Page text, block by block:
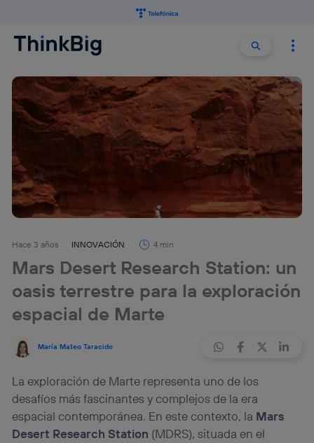
Buscar
Hace 3 años INNOVACIÓN 4 min
Mars Desert Research Station: un
oasis terrestre para la exploración
espacial de Marte
María Mateo Taracido
La exploración de Marte representa uno de los
desafíos más fascinantes y complejos de la era
espacial contemporánea. En este contexto, la Mars
Desert Research Station (MDRS), situada en el